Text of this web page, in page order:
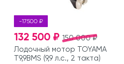
-17500 ₽
150 000 ₽
132 500 ₽
Лодочный мотор TOYAMA
T9,9BMS (9,9 л.с., 2 такта)